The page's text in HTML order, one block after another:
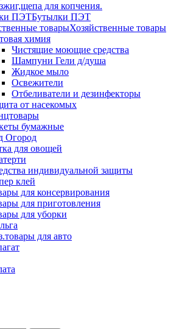
для копчения.
Бутылки ПЭТ
Хозяйственные товары
химия
Чистящие моющие средства
Шампуни Гели д/душа
Жидкое мыло
Освежители
Отбеливатели и дезинфекторы
от насекомых
бумажные
Огород
для овощей
индивидуальной защиты
клей
для консервирования
для приготовления
для уборки
для авто